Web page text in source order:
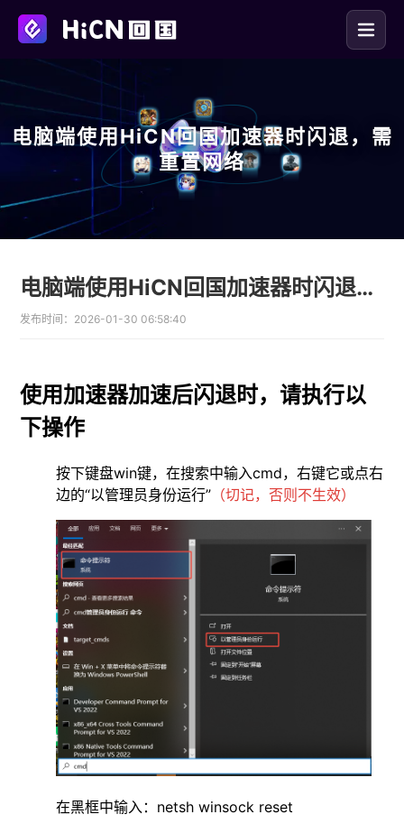
电脑端使用HiCN回国加速器时闪退，需
重置网络
电脑端使用HiCN回国加速器时闪退，需重置网络
发布时间： 2026-01-30 06:58:40
使用加速器加速后闪退时，请执行以
下操作
按下键盘win键，在搜索中输入cmd，右键它或点右
边的“以管理员身份运行” （切记，否则不生效）
在黑框中输入：netsh winsock reset